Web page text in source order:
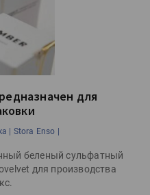
для
| Stora Enso |
беленый сульфатный
для производства